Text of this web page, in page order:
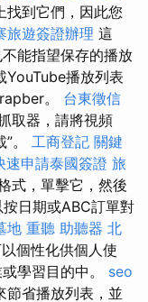
找到它們，因此您
旅遊簽證辦理 這
能指望保存的播放
YouTube播放列表
。 台東徵信
取器，請將視頻
。 工商登記 關鍵
速申請泰國簽證 旅
式，單擊它，然後
日期或ABC訂單對
地 重聽 助聽器 北
個性化供個人使
學習目的中。 seo
節省播放列表，並